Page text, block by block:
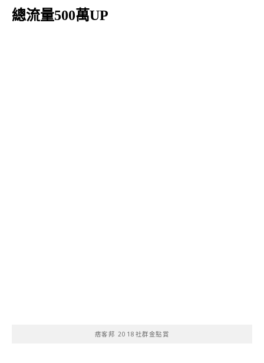
總流量500萬UP
痞客邦 2018社群金點賞